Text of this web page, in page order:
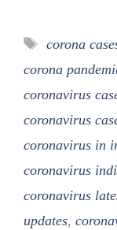
Tags
corona
corona
coronavirus
coronavirus
coronavirus in
coronavirus
coronavirus
updates,